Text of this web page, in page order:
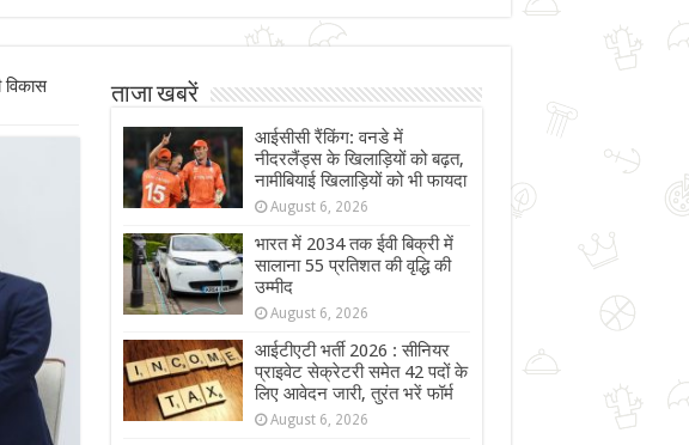
ताजा खबरें
आईसीसी रैंकिंग: वनडे में
नीदरलैंड्स के खिलाड़ियों को बढ़त,
नामीबियाई खिलाड़ियों को भी फायदा
August 6, 2026
भारत में 2034 तक ईवी बिक्री में
सालाना 55 प्रतिशत की वृद्धि की
उम्मीद
August 6, 2026
आईटीएटी भर्ती 2026 : सीनियर
प्राइवेट सेक्रेटरी समेत 42 पदों के
लिए आवेदन जारी, तुरंत भरें फॉर्म
August 6, 2026